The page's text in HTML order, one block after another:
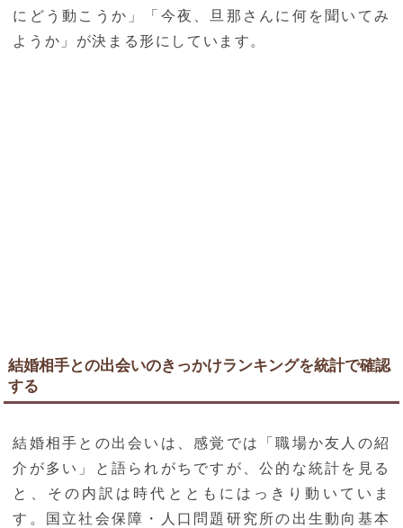
にどう動こうか」「今夜、旦那さんに何を聞いてみ
ようか」が決まる形にしています。
結婚相手との出会いのきっかけランキングを統計で確認
する
結婚相手との出会いは、感覚では「職場か友人の紹
介が多い」と語られがちですが、公的な統計を見る
と、その内訳は時代とともにはっきり動いていま
す。国立社会保障・人口問題研究所の出生動向基本